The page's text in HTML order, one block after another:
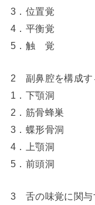
3．位置覚
4．平衡覚
5．触 覚
2 副鼻腔を構成す
1．下顎洞
2．筋骨蜂巣
3．蝶形骨洞
4．上顎洞
5．前頭洞
3 舌の味覚に関与